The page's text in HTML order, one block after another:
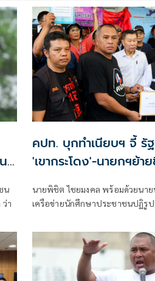
า
คปท. บุกทำเนียบฯ จี้ รั
'เขากระโดง'-นายกฯย้า
นายพิชิต ไชยมงคล พร้อมด้วยนา
เครือข่ายนักศึกษาประชาชนปฏิรู
พันธ์สมานฉันท์แรงงานไทย และส
รัฐวิสาหกิจรถไฟแห่งประเทศไทย
อนุทิน ชาญวีรกูล นายกรัฐมนตรี